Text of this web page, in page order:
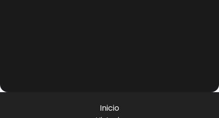
Inicio